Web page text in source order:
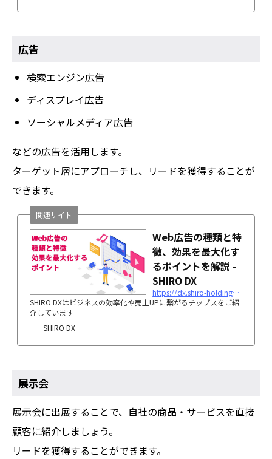
広告
検索エンジン広告
ディスプレイ広告
ソーシャルメディア広告
などの広告を活用します。
ターゲット層にアプローチし、リードを獲得することが
できます。
Web広告の種類と特
徴、効果を最大化す
るポイントを解説 -
SHIRO DX
https://dx.shiro-holdings.co.jp/p890/
SHIRO DXはビジネスの効率化や売上UPに繋がるチップスをご紹
介しています
SHIRO DX
関連サイト
展示会
展示会に出展することで、自社の商品・サービスを直接
顧客に紹介しましょう。
リードを獲得することができます。